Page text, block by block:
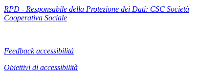
RPD - Responsabile della Protezione dei Dati: CSC Società
Cooperativa Sociale
Feedback accessibilità
Obiettivi di accessibilità